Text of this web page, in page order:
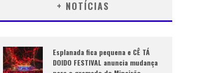
+ NOTÍCIAS
Esplanada fica pequena e CÊ TÁ
DOIDO FESTIVAL anuncia mudança